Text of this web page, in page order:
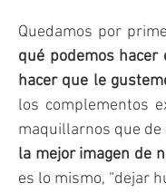
Quedamos por
qué podemos
hacer que le
los complementos
maquillarnos que
la mejor imagen de
es lo mismo, “dejar